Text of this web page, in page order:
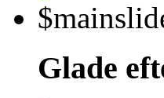
Glade